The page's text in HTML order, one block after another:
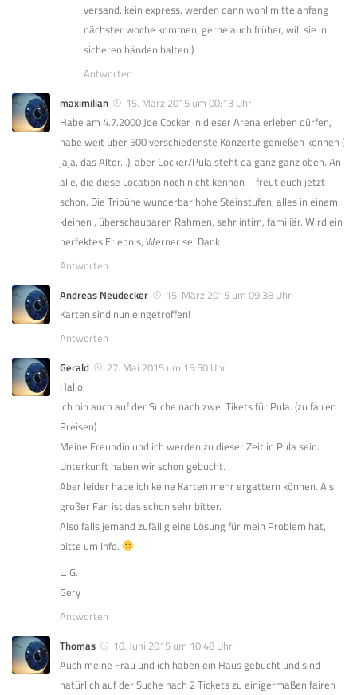
versand, kein express. werden dann wohl mitte anfang
nächster woche kommen, gerne auch früher, will sie in
sicheren händen halten:)
Antworten
maximilian
15. März 2015 um 00:13 Uhr
Habe am 4.7.2000 Joe Cocker in dieser Arena erleben dürfen,
habe weit über 500 verschiedenste Konzerte genießen können (
jaja, das Alter…), aber Cocker/Pula steht da ganz ganz oben. An
alle, die diese Location noch nicht kennen – freut euch jetzt
schon. Die Tribüne wunderbar hohe Steinstufen, alles in einem
kleinen , überschaubaren Rahmen, sehr intim, familiär. Wird ein
perfektes Erlebnis, Werner sei Dank
Antworten
Andreas Neudecker
15. März 2015 um 09:38 Uhr
Karten sind nun eingetroffen!
Antworten
Gerald
27. Mai 2015 um 15:50 Uhr
Hallo,
ich bin auch auf der Suche nach zwei Tikets für Pula. (zu fairen
Preisen)
Meine Freundin und ich werden zu dieser Zeit in Pula sein.
Unterkunft haben wir schon gebucht.
Aber leider habe ich keine Karten mehr ergattern können. Als
großer Fan ist das schon sehr bitter.
Also falls jemand zufällig eine Lösung für mein Problem hat,
bitte um Info.
L. G.
Gery
Antworten
Thomas
10. Juni 2015 um 10:48 Uhr
Auch meine Frau und ich haben ein Haus gebucht und sind
natürlich auf der Suche nach 2 Tickets zu einigermaßen fairen